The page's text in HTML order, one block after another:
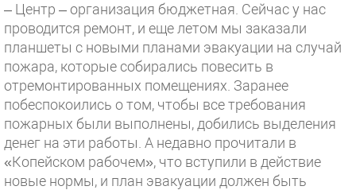
– Центр – организация бюджетная. Сейчас у нас
проводится ремонт, и еще летом мы заказали
планшеты с новыми планами эвакуации на случай
пожара, которые собирались повесить в
отремонтированных помещениях. Заранее
побеспокоились о том, чтобы все требования
пожарных были выполнены, добились выделения
денег на эти работы. А недавно прочитали в
«Копейском рабочем», что вступили в действие
новые нормы, и план эвакуации должен быть